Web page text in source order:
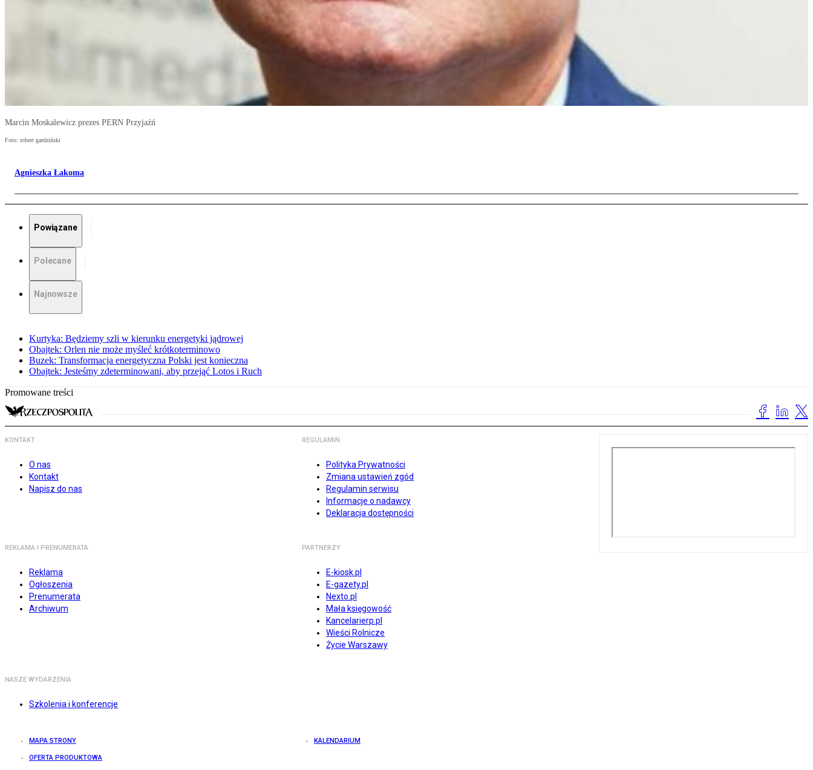
Marcin Moskalewicz prezes PERN Przyjaźń
Foto: robert gardziński
Agnieszka Łakoma
Powiązane
Polecane
Najnowsze
Kurtyka: Będziemy szli w kierunku energetyki jądrowej
Obajtek: Orlen nie może myśleć krótkoterminowo
Buzek: Transformacja energetyczna Polski jest konieczna
Obajtek: Jesteśmy zdeterminowani, aby przejąć Lotos i Ruch
Promowane treści
KONTAKT
O nas
Kontakt
Napisz do nas
REGULAMIN
Polityka Prywatności
Zmiana ustawień zgód
Regulamin serwisu
Informacje o nadawcy
Deklaracja dostępności
REKLAMA I PRENUMERATA
Reklama
Ogłoszenia
Prenumerata
Archiwum
PARTNERZY
E-kiosk.pl
E-gazety.pl
Nexto.pl
Mała księgowość
Kancelarierp.pl
Wieści Rolnicze
Życie Warszawy
NASZE WYDARZENIA
Szkolenia i konferencje
MAPA STRONY KALENDARIUM
OFERTA PRODUKTOWA